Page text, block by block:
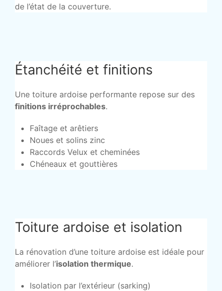
de l’état de la couverture.
Étanchéité et finitions
Une toiture ardoise performante repose sur des
finitions irréprochables.
Faîtage et arêtiers
Noues et solins zinc
Raccords Velux et cheminées
Chéneaux et gouttières
Toiture ardoise et isolation
La rénovation d’une toiture ardoise est idéale pour
améliorer l’isolation thermique.
Isolation par l’extérieur (sarking)